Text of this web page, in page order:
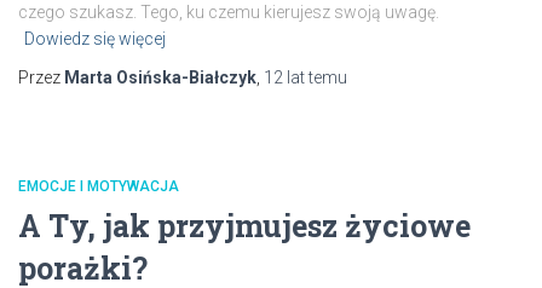
czego szukasz. Tego, ku czemu kierujesz swoją uwagę.
Dowiedz się więcej
Przez Marta Osińska-Białczyk 12 lattemu
EMOCJE I MOTYWACJA
A Ty, jak przyjmujesz życiowe
porażki?